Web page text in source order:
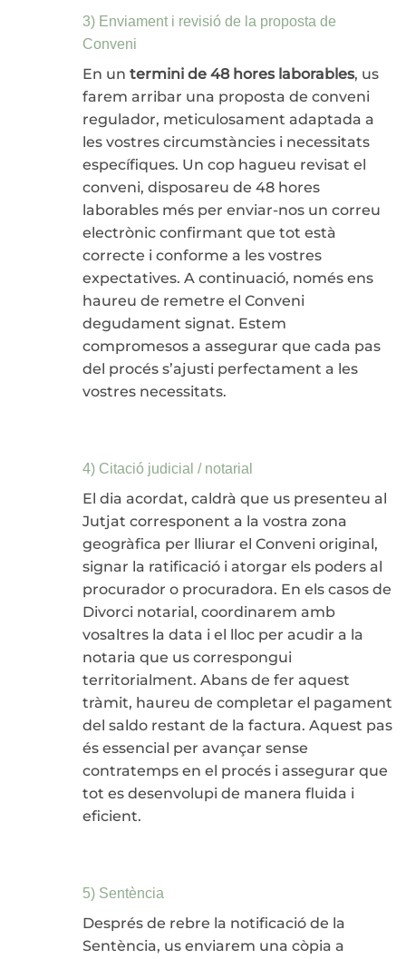
3) Enviament i revisió de la proposta de
Conveni
En un termini de 48 hores laborables, us
farem arribar una proposta de conveni
regulador, meticulosament adaptada a
les vostres circumstàncies i necessitats
específiques. Un cop hagueu revisat el
conveni, disposareu de 48 hores
laborables més per enviar-nos un correu
electrònic confirmant que tot està
correcte i conforme a les vostres
expectatives. A continuació, només ens
haureu de remetre el Conveni
degudament signat. Estem
compromesos a assegurar que cada pas
del procés s’ajusti perfectament a les
vostres necessitats.
4) Citació judicial / notarial
El dia acordat, caldrà que us presenteu al
Jutjat corresponent a la vostra zona
geogràfica per lliurar el Conveni original,
signar la ratificació i atorgar els poders al
procurador o procuradora. En els casos de
Divorci notarial, coordinarem amb
vosaltres la data i el lloc per acudir a la
notaria que us correspongui
territorialment. Abans de fer aquest
tràmit, haureu de completar el pagament
del saldo restant de la factura. Aquest pas
és essencial per avançar sense
contratemps en el procés i assegurar que
tot es desenvolupi de manera fluida i
eficient.
5) Sentència
Després de rebre la notificació de la
Sentència, us enviarem una còpia a